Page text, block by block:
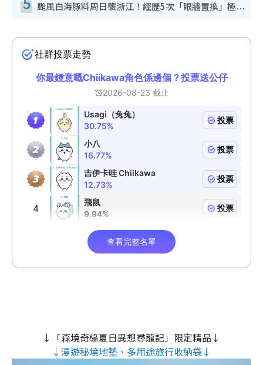
颱風白海豚料周日襲浙江！經歷5次「眼牆置換」極罕見 成登陸內地最長途颱風
↓「森境奇緣夏日異想尋龍記」限定精品↓
↓漫遊秘境地墊、多用途旅行收納袋↓